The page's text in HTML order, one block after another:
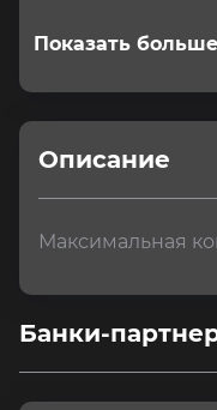
Показать больше
Описание
Максимальная
Банки-